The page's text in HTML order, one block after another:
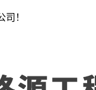
！